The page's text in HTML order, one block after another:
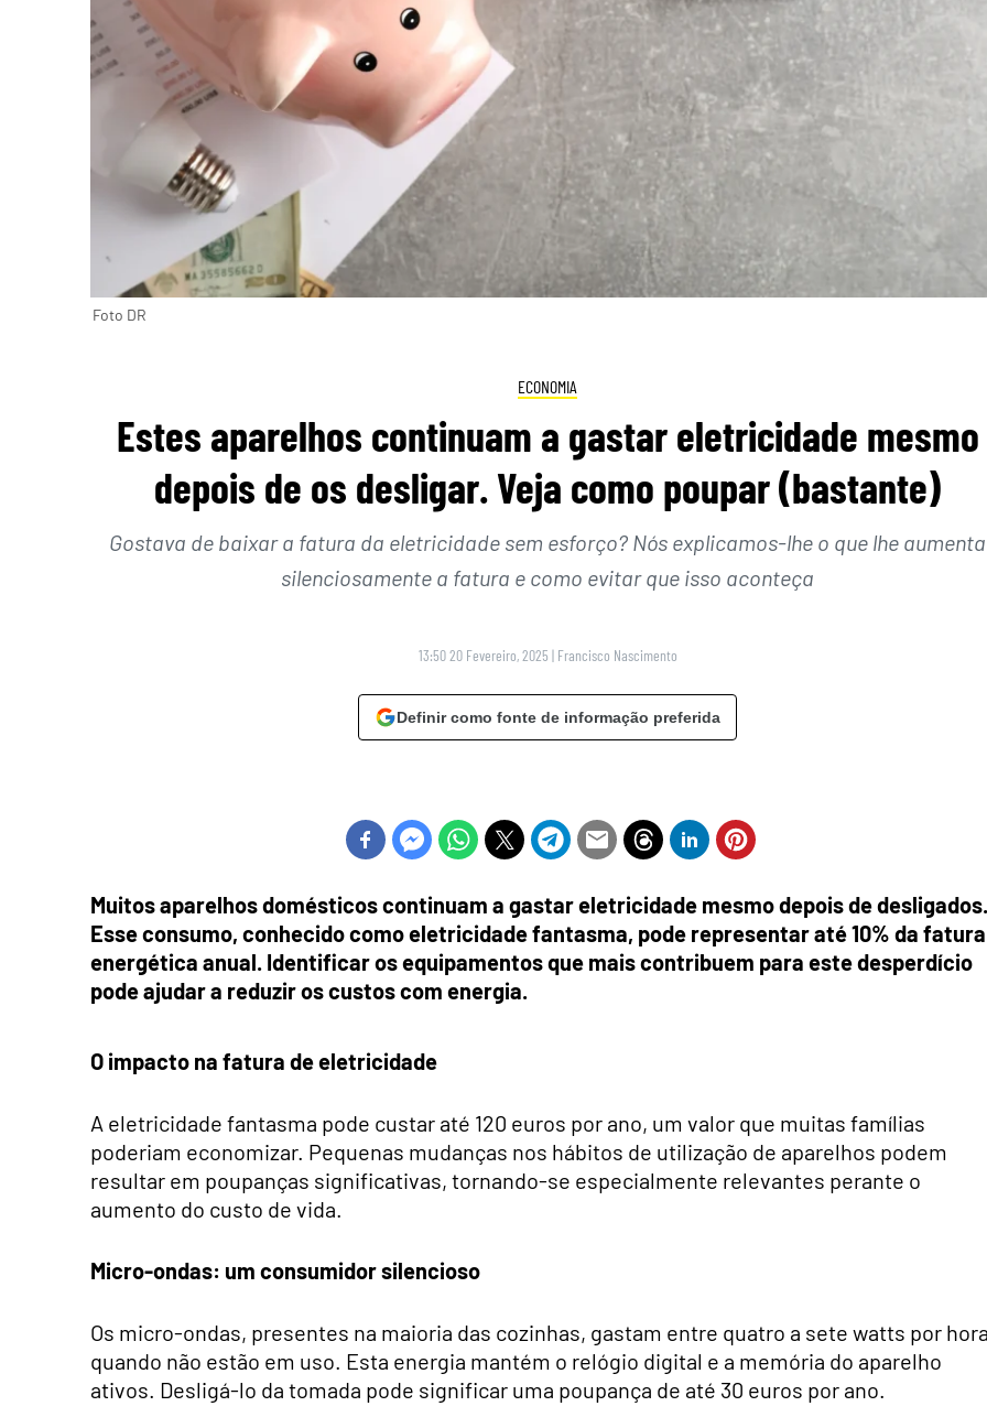
Foto DR
ECONOMIA
Estes aparelhos continuam a gastar eletricidade mesmo
depois de os desligar. Veja como poupar (bastante)
Gostava de baixar a fatura da eletricidade sem esforço? Nós explicamos-lhe o que lhe aumenta
silenciosamente a fatura e como evitar que isso aconteça
13:50 20 Fevereiro, 2025 | Francisco Nascimento
Definir como fonte de informação preferida
Muitos aparelhos domésticos continuam a gastar eletricidade mesmo depois de desligados.
Esse consumo, conhecido como eletricidade fantasma, pode representar até 10% da fatura
energética anual. Identificar os equipamentos que mais contribuem para este desperdício
pode ajudar a reduzir os custos com energia.
O impacto na fatura de eletricidade
A eletricidade fantasma pode custar até 120 euros por ano, um valor que muitas famílias
poderiam economizar. Pequenas mudanças nos hábitos de utilização de aparelhos podem
resultar em poupanças significativas, tornando-se especialmente relevantes perante o
aumento do custo de vida.
Micro-ondas: um consumidor silencioso
Os micro-ondas, presentes na maioria das cozinhas, gastam entre quatro a sete watts por
quando não estão em uso. Esta energia mantém o relógio digital e a memória do aparelho
ativos. Desligá-lo da tomada pode significar uma poupança de até 30 euros por ano.